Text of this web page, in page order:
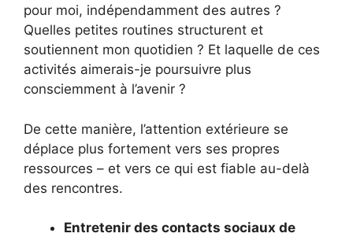
pour moi, indépendamment des autres ?
Quelles petites routines structurent et
soutiennent mon quotidien ? Et laquelle de ces
activités aimerais-je poursuivre plus
consciemment à l’avenir ?
De cette manière, l’attention extérieure se
déplace plus fortement vers ses propres
ressources – et vers ce qui est fiable au-delà
des rencontres.
Entretenir des contacts sociaux de